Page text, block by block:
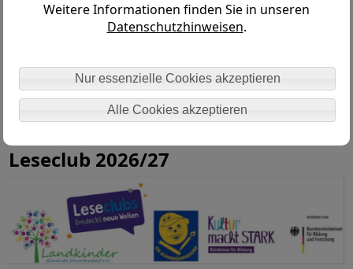
Weitere Informationen finden Sie in unseren
Datenschutzhinweisen.
Nur essenzielle Cookies akzeptieren
Alle Cookies akzeptieren
Anzeige_Leseclub_Schnuppernachmittag.pdf
Leseclub 2026/27